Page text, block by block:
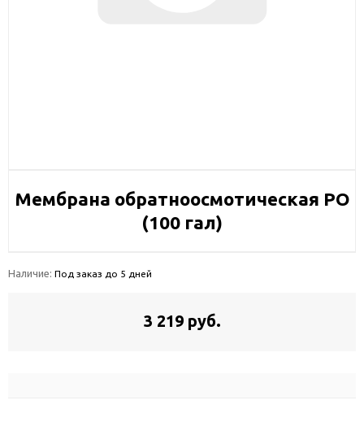
Мембрана обратноосмотическая РО
(100 гал)
Наличие: Под заказ до 5 дней
3 219 руб.